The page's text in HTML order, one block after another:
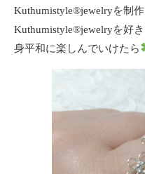
Kuthumistyle®️jewelryを制
Kuthumistyle®️jewelryを好
身平和に楽しんでいけたら